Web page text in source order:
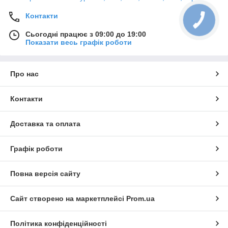
Контакти
Сьогодні працює з 09:00 до 19:00
Показати весь графік роботи
Про нас
Контакти
Доставка та оплата
Графік роботи
Повна версія сайту
Сайт створено на маркетплейсі Prom.ua
Політика конфіденційності